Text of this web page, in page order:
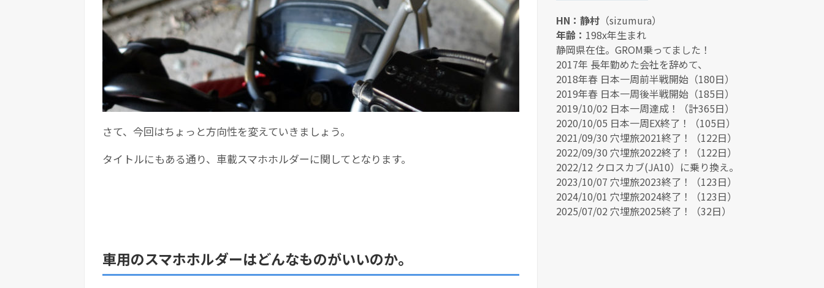
さて、今回はちょっと方向性を変えていきましょう。
タイトルにもある通り、車載スマホホルダーに関してとなります。
車用のスマホホルダーはどんなものがいいのか。
HN：静村 （sizumura）
年齢： 198x年生まれ
静岡県在住。GROM乗ってました！
2017年 長年勤めた会社を辞めて、
2018年春 日本一周前半戦開始（180日）
2019年春 日本一周後半戦開始（185日）
2019/10/02 日本一周達成！（計365日）
2020/10/05 日本一周EX終了！（105日）
2021/09/30 穴埋旅2021終了！（122日）
2022/09/30 穴埋旅2022終了！（122日）
2022/12 クロスカブ(JA10）に乗り換え。
2023/10/07 穴埋旅2023終了！（123日）
2024/10/01 穴埋旅2024終了！（123日）
2025/07/02 穴埋旅2025終了！（32日）